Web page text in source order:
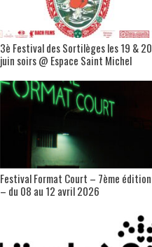
3è Festival des Sortilèges les 19 & 20
juin soirs @ Espace Saint Michel
Festival Format Court – 7ème édition
– du 08 au 12 avril 2026